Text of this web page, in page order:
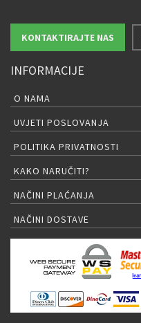
KONTAKTIRAJTE NAS
INFORMACIJE
O NAMA
UVJETI POSLOVANJA
POLITIKA PRIVATNOSTI
KAKO NARUČITI?
NAČINI PLAĆANJA
NAČINI DOSTAVE